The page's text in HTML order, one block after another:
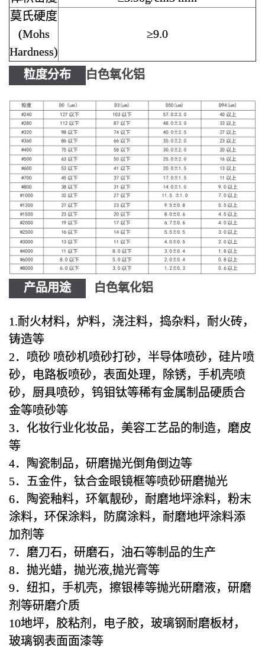
莫氏硬度
(Mohs
Hardness)
≥9.0
粒度分布 白色氧化铝
产品用途 白色氧化铝
1.耐火材料，炉料，浇注料，捣杂料，耐火砖，
铸造等
2．喷砂 喷砂机喷砂打砂，半导体喷砂，硅片喷
砂，电路板喷砂，表面处理，除锈，手机壳喷
砂，厨具喷砂，钨钼钛等稀有金属制品硬质合
金等喷砂等
3．化妆行业化妆品，美容工艺品的制造，磨皮
等
4．陶瓷制品，研磨抛光倒角倒边等
5．五金件，钛合金眼镜框等喷砂研磨抛光
6．陶瓷釉料，环氧靓砂，耐磨地坪涂料，粉末
涂料，环保涂料，防腐涂料，耐磨地坪涂料添
加剂等
7．磨刀石，研磨石，油石等制品的生产
8．抛光蜡，抛光液,抛光膏等
9．纽扣，手机壳，擦银棒等抛光研磨液，研磨
剂等研磨介质
10地坪，胶粘剂，电子胶，玻璃钢耐磨板材，
玻璃钢表面面漆等